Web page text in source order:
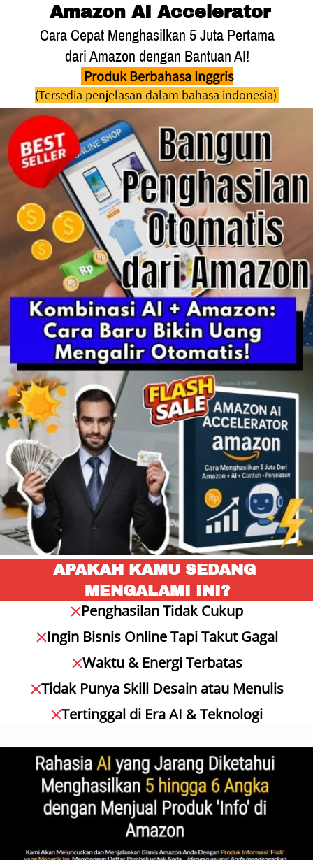
Amazon AI Accelerator
dari Amazon dengan Bantuan AI!
Produk Berbahasa Inggris
(Tersedia penjelasan dalam bahasa indonesia)
APAKAH KAMU SEDANG
MENGALAMI INI?
Penghasilan Tidak Cukup
Ingin Bisnis Online Tapi Takut Gagal
Waktu & Energi Terbatas
Tidak Punya Skill Desain atau Menulis
Tertinggal di Era AI & Teknologi